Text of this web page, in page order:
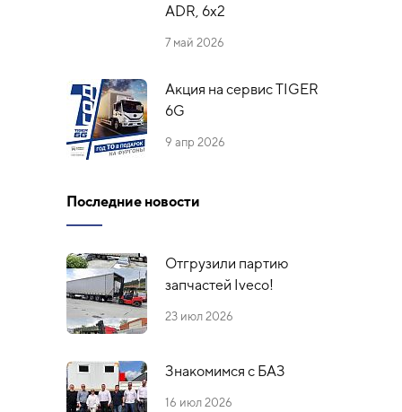
ADR, 6x2
7 май 2026
Акция на сервис TIGER
6G
9 апр 2026
Последние новости
Отгрузили партию
запчастей Iveco!
23 июл 2026
Знакомимся с БАЗ
16 июл 2026